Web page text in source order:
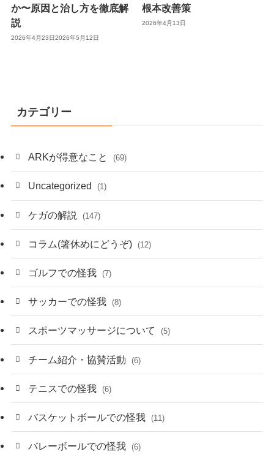
か〜原因と治し方を徹底解
説
2026年4月23日2026年5月12日
根本改善策
2026年4月13日
カテゴリー
ARKが得意なこと (69)
Uncategorized (1)
ケガの解説 (147)
コラム(箸休めにどうぞ) (12)
ゴルフでの怪我 (7)
サッカーでの怪我 (8)
スポーツマッサージについて (5)
チーム紹介・協賛活動 (6)
テニスでの怪我 (6)
バスケットボールでの怪我 (11)
バレーボールでの怪我 (6)